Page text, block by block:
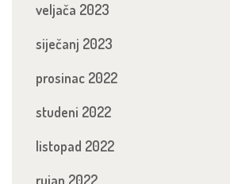
veljača 2023
siječanj 2023
prosinac 2022
studeni 2022
listopad 2022
rujan 2022